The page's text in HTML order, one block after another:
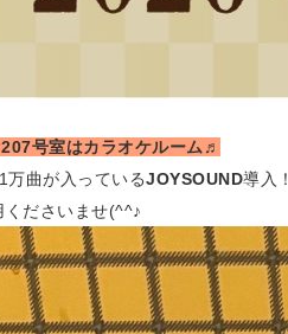
号室はカラオケルーム♬
万曲が入っているJOYSOUND導入！
くださいませ(^^♪